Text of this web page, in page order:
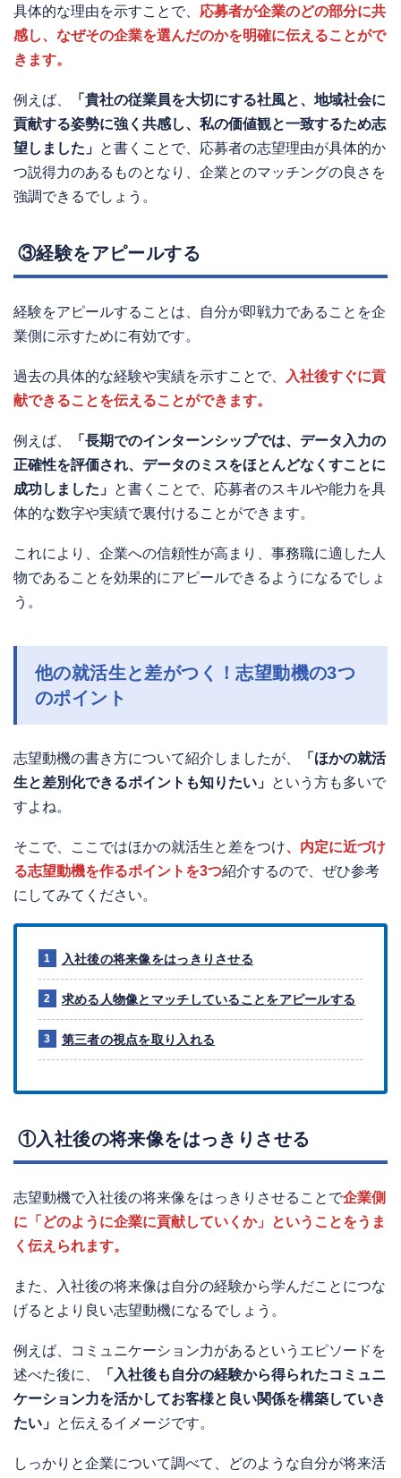
具体的な理由を示すことで、 応募者が企業のどの部分に共
感し、なぜその企業を選んだのかを明確に伝えることがで
きます。
例えば、
「貴社の従業員を大切にする社風と、地域社会に
貢献する姿勢に強く共感し、私の価値観と一致するため志
望しました」 と書くことで、応募者の志望理由が具体的か
つ説得力のあるものとなり、企業とのマッチングの良さを
強調できるでしょう。
③経験をアピールする
経験をアピールすることは、自分が即戦力であることを企
業側に示すために有効です。
過去の具体的な経験や実績を示すことで、
入社後すぐに貢
献できることを伝えることができます。
例えば、
「長期でのインターンシップでは、データ入力の
正確性を評価され、データのミスをほとんどなくすことに
成功しました」 と書くことで、応募者のスキルや能力を具
体的な数字や実績で裏付けることができます。
これにより、企業への信頼性が高まり、事務職に適した人
物であることを効果的にアピールできるようになるでしょ
う。
他の就活生と差がつく！志望動機の3つ
のポイント
志望動機の書き方について紹介しましたが、
「ほかの就活
生と差別化できるポイントも知りたい」 という方も多いで
すよね。
そこで、ここではほかの就活生と差をつけ、内定に近づけ
る志望動機を作るポイントを3つ紹介するので、ぜひ参考
にしてみてください。
入社後の将来像をはっきりさせる
求める人物像とマッチしていることをアピールする
第三者の視点を取り入れる
①入社後の将来像をはっきりさせる
志望動機で入社後の将来像をはっきりさせることで企業側
に「どのように企業に貢献していくか」ということをうま
く伝えられます。
また、入社後の将来像は自分の経験から学んだことにつな
げるとより良い志望動機になるでしょう。
例えば、コミュニケーション力があるというエピソードを
述べた後に、
「入社後も自分の経験から得られたコミュニ
ケーション力を活かしてお客様と良い関係を構築していき
たい」 と伝えるイメージです。
しっかりと企業について調べて、どのような自分が将来活